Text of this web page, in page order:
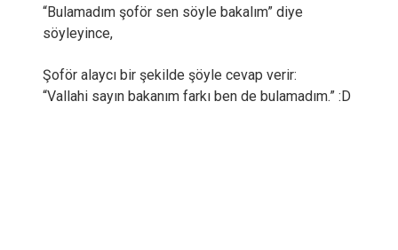
“Bulamadım şoför sen söyle bakalım” diye
söyleyince,
Şoför alaycı bir şekilde şöyle cevap verir:
“Vallahi sayın bakanım farkı ben de bulamadım.” :D